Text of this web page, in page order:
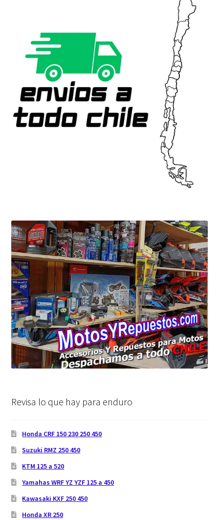
Revisa lo que hay para enduro
Honda CRF 150 230 250 450
Suzuki RMZ 250 450
KTM 125 a 520
Yamahas WRF YZ YZF 125 a 450
Kawasaki KXF 250 450
Honda XR 250